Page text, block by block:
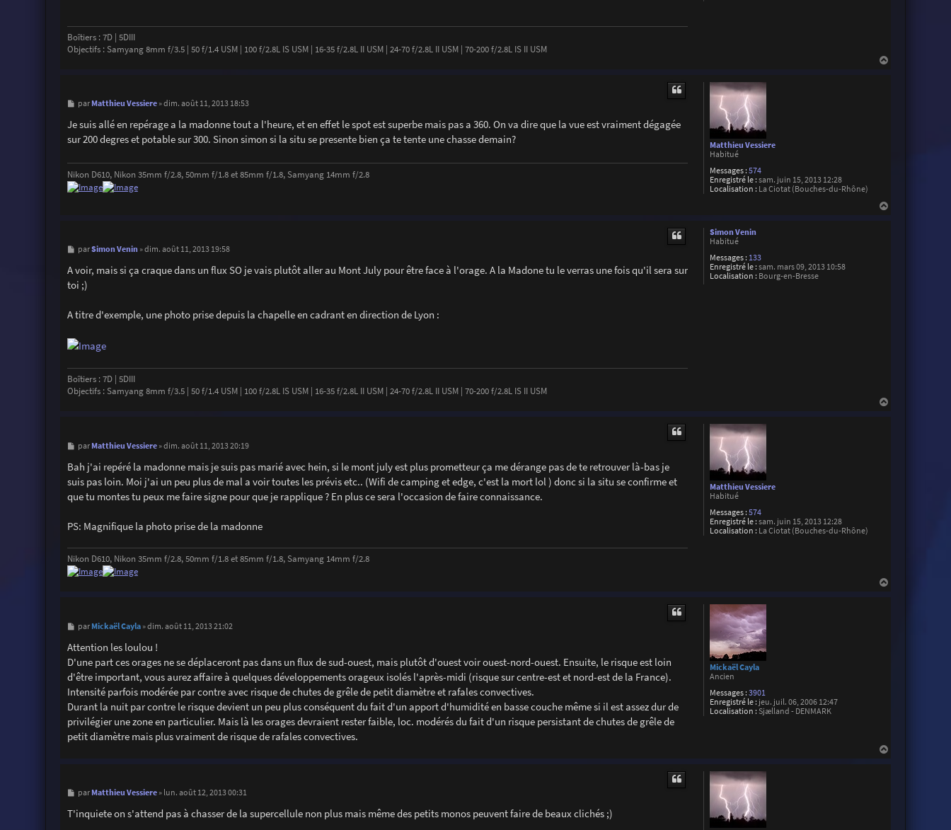
Boîtiers : 7D | 5DIII
Objectifs : Samyang 8mm f/3.5 | 50 f/1.4 USM | 100 f/2.8L IS USM | 16-35 f/2.8L II USM | 24-70 f/2.8L II USM | 70-200 f/2.8L IS II USM
Matthieu Vessiere
Habitué
Messages : 574
Enregistré le : sam. juin 15, 2013 12:28
Localisation : La Ciotat (Bouches-du-Rhône)
M
s
s
a
par Matthieu Vessiere»dim. août 11, 2013 18:53
Je suis allé en repérage a la madonne tout a l'heure, et en effet le spot est superbe mais pas a 360. On va dire que la vue est vraiment dégagée
sur 200 degres et potable sur 300. Sinon simon si la situ se presente bien ça te tente une chasse demain?
Nikon D610, Nikon 35mm f/2.8, 50mm f/1.8 et 85mm f/1.8, Samyang 14mm f/2.8
Simon Venin
Habitué
Messages : 133
Enregistré le : sam. mars 09, 2013 10:58
Localisation : Bourg-en-Bresse
M
s
s
a
parSimon Venin»dim. août 11, 2013 19:58
A voir, mais si ça craque dans un flux SO je vais plutôt aller au Mont July pour être face à l'orage. A la Madone tu le verras une fois qu'il sera sur
toi ;)
A titre d'exemple, une photo prise depuis la chapelle en cadrant en direction de Lyon :
Boîtiers : 7D | 5DIII
Objectifs : Samyang 8mm f/3.5 | 50 f/1.4 USM | 100 f/2.8L IS USM | 16-35 f/2.8L II USM | 24-70 f/2.8L II USM | 70-200 f/2.8L IS II USM
Matthieu Vessiere
Habitué
Messages : 574
Enregistré le : sam. juin 15, 2013 12:28
Localisation : La Ciotat (Bouches-du-Rhône)
M
s
s
a
e
par Matthieu Vessiere»dim. août 11, 2013 20:19
Bah j'ai repéré la madonne mais je suis pas marié avec hein, si le mont july est plus prometteur ça me dérange pas de te retrouver là-bas je
suis pas loin. Moi j'ai un peu plus de mal a voir toutes les prévis etc.. (Wifi de camping et edge, c'est la mort lol ) donc si la situ se confirme et
que tu montes tu peux me faire signe pour que je rapplique ? En plus ce sera l'occasion de faire connaissance.
PS: Magnifique la photo prise de la madonne
Nikon D610, Nikon 35mm f/2.8, 50mm f/1.8 et 85mm f/1.8, Samyang 14mm f/2.8
Mickaël Cayla
Ancien
Messages : 3901
Enregistré le : jeu. juil. 06, 2006 12:47
Localisation : Sjælland - DENMARK
M
s
s
a
g
e
par Mickaël Cayla»dim. août 11, 2013 21:02
Attention les loulou !
D'une part ces orages ne se déplaceront pas dans un flux de sud-ouest, mais plutôt d'ouest voir ouest-nord-ouest. Ensuite, le risque est loin
d'être important, vous aurez affaire à quelques développements orageux isolés l'après-midi (risque sur centre-est et nord-est de la France).
Intensité parfois modérée par contre avec risque de chutes de grêle de petit diamètre et rafales convectives.
Durant la nuit par contre le risque devient un peu plus conséquent du fait d'un apport d'humidité en basse couche même si il est assez dur de
privilégier une zone en particulier. Mais là les orages devraient rester faible, loc. modérés du fait d'un risque persistant de chutes de grêle de
petit diamètre mais plus vraiment de risque de rafales convectives.
M
s
s
par Matthieu Vessiere» lun. août 12, 2013 00:31
T'inquiete on s'attend pas à chasser de la supercellule non plus mais même des petits monos peuvent faire de beaux clichés ;)